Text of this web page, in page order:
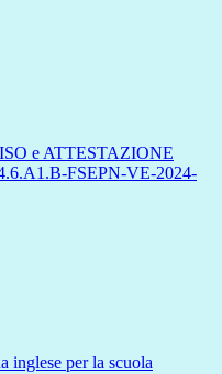
e ATTESTAZIONE
FSEPN-VE-2024-
inglese per la scuola